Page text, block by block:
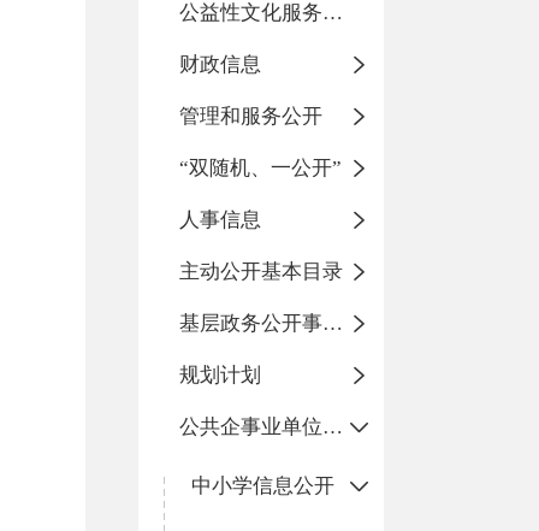
公益性文化服务活动
财政信息
管理和服务公开
“双随机、一公开”
人事信息
主动公开基本目录
基层政务公开事项标准目录
规划计划
公共企事业单位信息公开
中小学信息公开